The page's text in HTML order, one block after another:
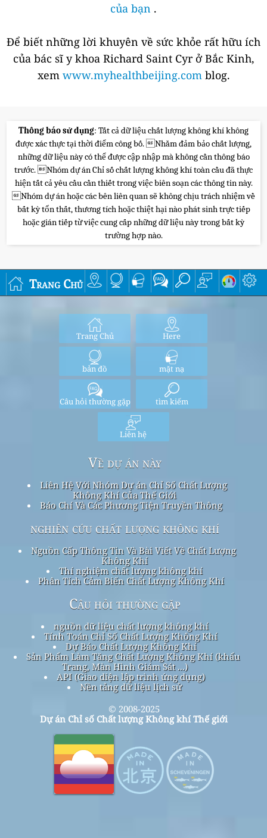
của bạn .
Để biết những lời khuyên về sức khỏe rất hữu ích
của bác sĩ y khoa Richard Saint Cyr ở Bắc Kinh,
xem www.myhealthbeijing.com blog.
Thông báo sử dụng: Tất cả dữ liệu chất lượng không khí không
được xác thực tại thời điểm công bố. Nhằm đảm bảo chất lượng,
những dữ liệu này có thể được cập nhập mà không cần thông báo
trước. Nhóm dự án Chỉ số chất lượng không khí toàn cầu đã thực
hiện tất cả yêu cầu cần thiết trong việc biên soạn các thông tin này.
Nhóm dự án hoặc các bên liên quan sẽ không chịu trách nhiệm về
bất kỳ tổn thất, thương tích hoặc thiệt hại nào phát sinh trực tiếp
hoặc gián tiếp từ việc cung cấp những dữ liệu này trong bất kỳ
trường hợp nào.
Trang Chủ
Trang Chủ Here
bản đồ mặt nạ
Câu hỏi thường gặp tìm kiếm
Liên hệ
Về dự án này
Liên Hệ Với Nhóm Dự án Chỉ Số Chất Lượng
Không Khí Của Thế Giới
Báo Chí Và Các Phương Tiện Truyền Thông
nghiên cứu chất lượng không khí
Nguồn Cấp Thông Tin Và Bài Viết Về Chất Lượng
Không Khí
Thí nghiệm chất lượng không khí
Phân Tích Cảm Biến Chất Lượng Không Khí
Câu hỏi thường gặp
nguồn dữ liệu chất lượng không khí
Tính Toán Chỉ Số Chất Lượng Không Khí
Dự Báo Chất Lượng Không Khí
Sản Phẩm Làm Tăng Chất Lượng Không Khí (khẩu
Trang, Màn Hình Giám Sát ...)
API (Giao diện lập trình ứng dụng)
Nền tảng dữ liệu lịch sử
© 2008-2025
Dự án Chỉ số Chất lượng Không khí Thế giới